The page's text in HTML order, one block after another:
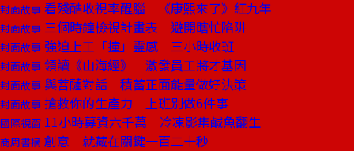
封面故事 看殘酷收視率醒腦 《康熙來了》紅九年
封面故事 三個時鐘檢視計畫表 避開瞎忙陷阱
封面故事 強迫上工「撞」靈感 三小時收班
封面故事 領讀《山海經》 激發員工將才基因
封面故事 與菩薩對話 積蓄正面能量做好決策
封面故事 搶救你的生產力 上班別做6件事
國際視窗 11小時募資六千萬 冷凍影集鹹魚翻生
商周書摘 創意 就藏在關鍵一百二十秒